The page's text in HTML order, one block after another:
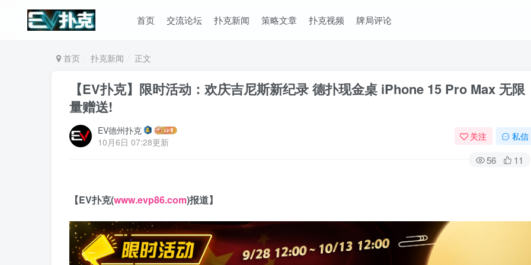
首页 交流论坛 扑克新闻 策略文章 扑克视频 牌局评论
首页 扑克新闻 正文
【EV扑克】限时活动：欢庆吉尼斯新纪录 德扑现金桌 iPhone 15 Pro Max 无限
量赠送!
EV德州扑克
10月6日 07:28更新
关注 私信
56 11
【EV扑克(www.evp86.com)报道】